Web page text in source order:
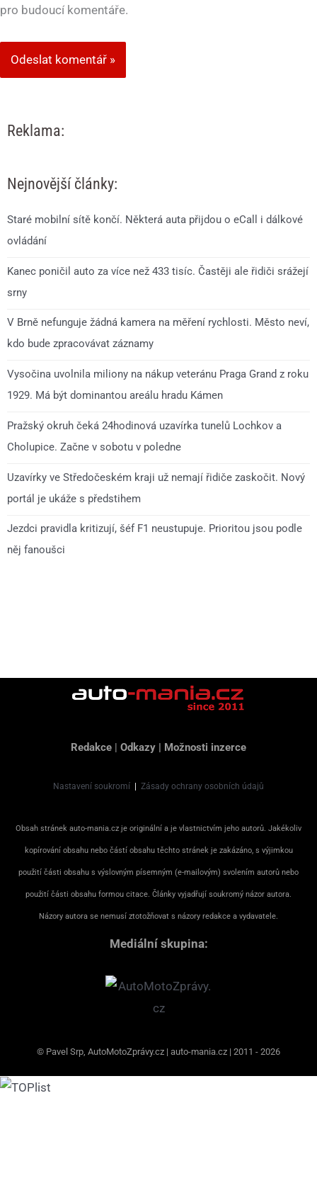
pro budoucí komentáře.
Reklama:
Nejnovější články:
Staré mobilní sítě končí. Některá auta přijdou o eCall i dálkové
ovládání
Kanec poničil auto za více než 433 tisíc. Častěji ale řidiči srážejí
srny
V Brně nefunguje žádná kamera na měření rychlosti. Město neví,
kdo bude zpracovávat záznamy
Vysočina uvolnila miliony na nákup veteránu Praga Grand z roku
1929. Má být dominantou areálu hradu Kámen
Pražský okruh čeká 24hodinová uzavírka tunelů Lochkov a
Cholupice. Začne v sobotu v poledne
Uzavírky ve Středočeském kraji už nemají řidiče zaskočit. Nový
portál je ukáže s předstihem
Jezdci pravidla kritizují, šéf F1 neustupuje. Prioritou jsou podle
něj fanoušci
Redakce | Odkazy | Možnosti inzerce
Nastavení soukromí Zásady ochrany osobních údajů
Obsah stránek auto-mania.cz je originální a je vlastnictvím jeho autorů. Jakékoliv
kopírování obsahu nebo částí obsahu těchto stránek je zakázáno, s výjimkou
použití části obsahu s výslovným písemným (e-mailovým) svolením autorů nebo
použití části obsahu formou citace. Články vyjadřují soukromý názor autora.
Názory autora se nemusí ztotožňovat s názory redakce a vydavatele.
Mediální skupina:
© Pavel Srp, AutoMotoZprávy.cz | auto-mania.cz | 2011 - 2026